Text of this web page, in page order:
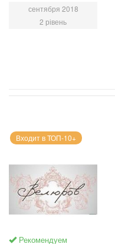
сентября 2018
2 рівень
Входит в ТОП-10+
Рекомендуем